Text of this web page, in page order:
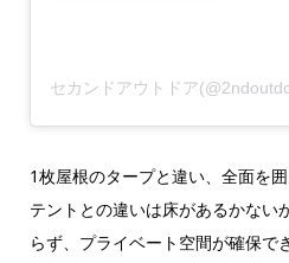
1枚屋根のタープと違い、全面を
テントとの違いは床があるかない
らず、プライベート空間が確保で